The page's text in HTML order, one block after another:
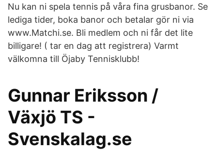
Nu kan ni spela tennis på våra fina grusbanor. Se
lediga tider, boka banor och betalar gör ni via
www.Matchi.se. Bli medlem och ni får det lite
billigare! ( tar en dag att registrera) Varmt
välkomna till Öjaby Tennisklubb!
Gunnar Eriksson /
Växjö TS -
Svenskalag.se